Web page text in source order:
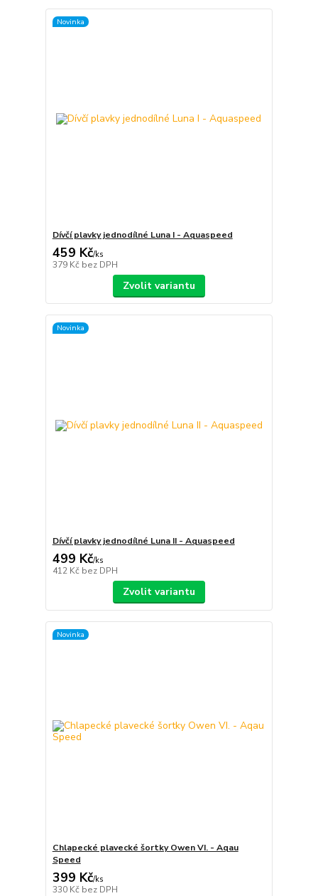
Novinka
Dívčí plavky jednodílné Luna I - Aquaspeed
459 Kč/ks
379 Kč bez DPH
Zvolit variantu
Novinka
Dívčí plavky jednodílné Luna II - Aquaspeed
499 Kč/ks
412 Kč bez DPH
Zvolit variantu
Novinka
Chlapecké plavecké šortky Owen VI. - Aqau
Speed
399 Kč/ks
330 Kč bez DPH